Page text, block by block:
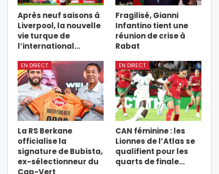
Après neuf saisons à
Liverpool, la nouvelle
vie turque de
l’international…
Fragilisé, Gianni
Infantino tient une
réunion de crise à
Rabat
EN DIRECT
La RS Berkane
officialise la
signature de Bubista,
ex-sélectionneur du
Cap-Vert
EN DIRECT
CAN féminine : les
Lionnes de l’Atlas se
qualifient pour les
quarts de finale…